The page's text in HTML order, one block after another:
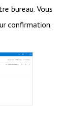
bureau. Vous
confirmation.